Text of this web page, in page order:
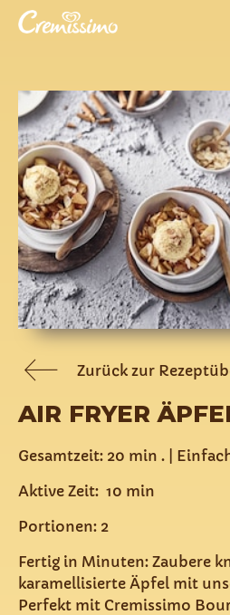
Zurück zur
AIR FRYER
Gesamtzeit: 20 min . |
Aktive Zeit: 10 min
Portionen: 2
Fertig in Minuten: Zaubere
karamellisierte Äpfel mit
Perfekt mit Cremissimo